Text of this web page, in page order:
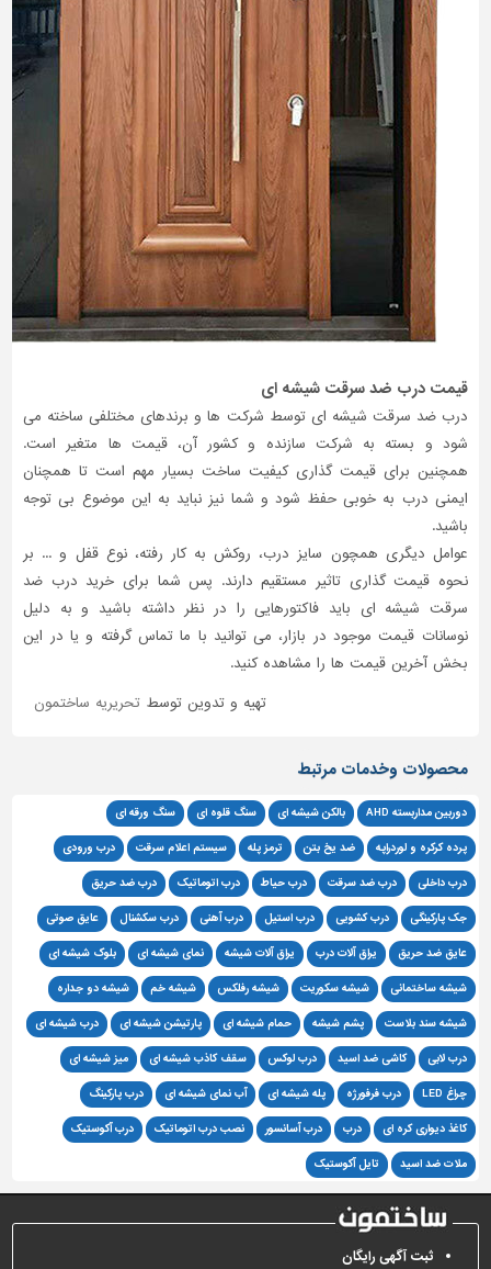
قیمت درب ضد سرقت شیشه ای
درب ضد سرقت شیشه ای توسط شرکت ها و برندهای مختلفی ساخته می
شود و بسته به شرکت سازنده و کشور آن، قیمت ها متغیر است.
همچنین برای قیمت گذاری کیفیت ساخت بسیار مهم است تا همچنان
ایمنی درب به خوبی حفظ شود و شما نیز نباید به این موضوع بی توجه
باشید.
عوامل دیگری همچون سایز درب، روکش به کار رفته، نوع قفل و ... بر
نحوه قیمت گذاری تاثیر مستقیم دارند. پس شما برای خرید درب ضد
سرقت شیشه ای باید فاکتورهایی را در نظر داشته باشید و به دلیل
نوسانات قیمت موجود در بازار، می توانید با ما تماس گرفته و یا در این
بخش آخرین قیمت ها را مشاهده کنید.
تهیه و تدوین توسط تحریریه ساختمون
محصولات وخدمات مرتبط
دوربین مداربسته AHD بالکن شیشه ای سنگ قلوه ای سنگ ورقه ای
پرده کرکره و لوردراپه ضد یخ بتن ترمز پله سیستم اعلام سرقت درب ورودی
درب داخلی درب ضد سرقت درب حیاط درب اتوماتیک درب ضد حریق
جک پارکینگی درب کشویی درب استیل درب آهنی درب سکشنال عایق صوتی
عایق ضد حریق یراق آلات درب یراق آلات شیشه نمای شیشه ای بلوک شیشه ای
شیشه ساختمانی شیشه سکوریت شیشه رفلکس شیشه خم شیشه دو جداره
شیشه سند بلاست پشم شیشه حمام شیشه ای پارتیشن شیشه ای درب شیشه ای
درب لابی کاشی ضد اسید درب لوکس سقف کاذب شیشه ای میز شیشه ای
چراغ LED درب فرفورژه پله شیشه ای آب نمای شیشه ای درب پارکینگ
کاغذ دیواری کره ای درب درب آسانسور نصب درب اتوماتیک درب آکوستیک
ملات ضد اسید تایل آکوستیک
ثبت آگهی رایگان